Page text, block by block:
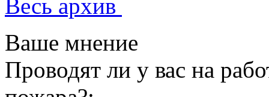
Весь архив
Ваше мнение
Проводят ли у вас на